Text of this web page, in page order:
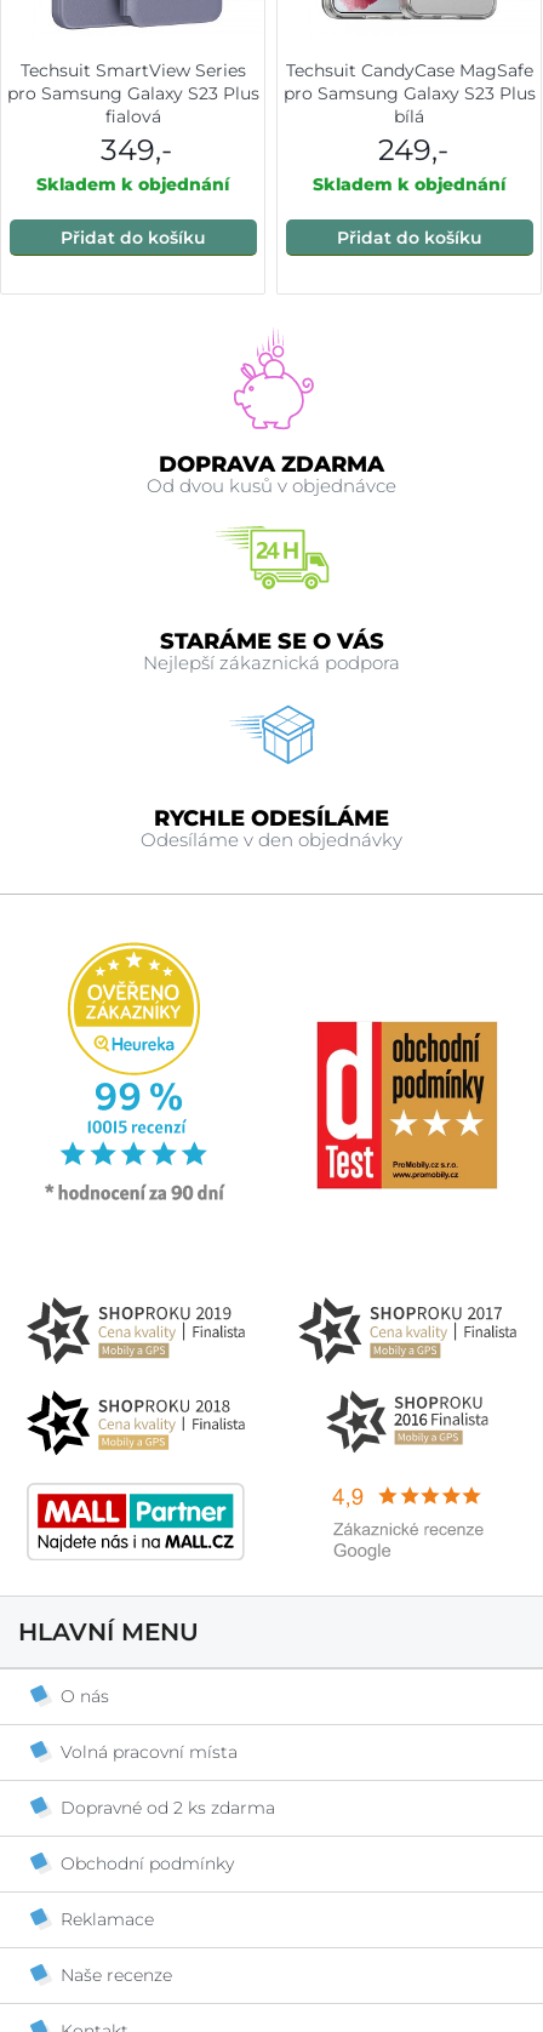
Techsuit SmartView Series
pro Samsung Galaxy S23 Plus
fialová
349,-
Skladem k objednání
Přidat do košíku
Techsuit CandyCase MagSafe
pro Samsung Galaxy S23 Plus
bílá
249,-
Skladem k objednání
Přidat do košíku
DOPRAVA ZDARMA
Od dvou kusů v objednávce
STARÁME SE O VÁS
Nejlepší zákaznická podpora
RYCHLE ODESÍLÁME
Odesíláme v den objednávky
HLAVNÍ MENU
O nás
Volná pracovní místa
Dopravné od 2 ks zdarma
Obchodní podmínky
Reklamace
Naše recenze